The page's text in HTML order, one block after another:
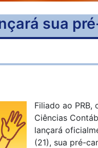
sua
Filiado ao PRB,
Ciências
lançará
(21), sua pré-